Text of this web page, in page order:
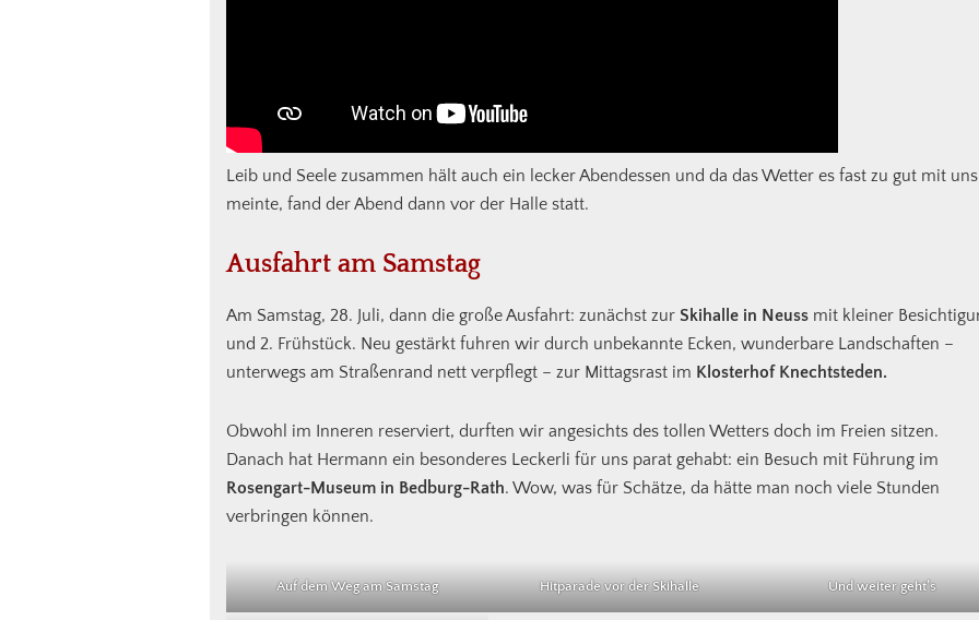
Leib und Seele zusammen hält auch ein lecker Abendessen und da das Wetter es fast zu gut mit uns
meinte, fand der Abend dann vor der Halle statt.
Ausfahrt am Samstag
Am Samstag, 28. Juli, dann die große Ausfahrt: zunächst zur Skihalle in Neuss mit kleiner
und 2. Frühstück. Neu gestärkt fuhren wir durch unbekannte Ecken, wunderbare Landschaften –
unterwegs am Straßenrand nett verpflegt – zur Mittagsrast im Klosterhof Knechtsteden.
Obwohl im Inneren reserviert, durften wir angesichts des tollen Wetters doch im Freien sitzen.
Danach hat Hermann ein besonderes Leckerli für uns parat gehabt: ein Besuch mit Führung im
Rosengart-Museum in Bedburg-Rath. Wow, was für Schätze, da hätte man noch viele Stunden
verbringen können.
Auf dem Weg am Samstag Hitparade vor der Skihalle Und weiter geht’s